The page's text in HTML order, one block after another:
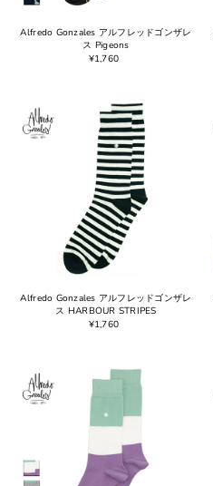
Alfredo Gonzales アルフレッドゴンザレ
ス Pigeons
¥1,760
Alfredo Gonzales アルフレッドゴンザレ
ス HARBOUR STRIPES
¥1,760